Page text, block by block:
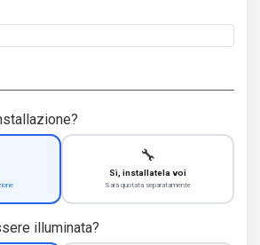
🔧
Sì, installatela voi
Sarà quotata separatamente
illuminata?